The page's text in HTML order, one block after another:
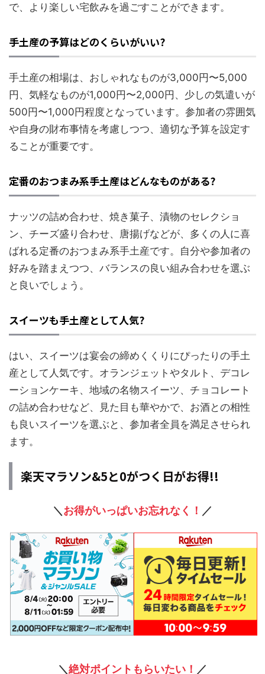
で、より楽しい宅飲みを過ごすことができます。
手土産の予算はどのくらいがいい?
手土産の相場は、おしゃれなものが3,000円〜5,000
円、気軽なものが1,000円〜2,000円、少しの気遣いが
500円〜1,000円程度となっています。参加者の雰囲気
や自身の財布事情を考慮しつつ、適切な予算を設定す
ることが重要です。
定番のおつまみ系手土産はどんなものがある?
ナッツの詰め合わせ、焼き菓子、漬物のセレクショ
ン、チーズ盛り合わせ、唐揚げなどが、多くの人に喜
ばれる定番のおつまみ系手土産です。自分や参加者の
好みを踏まえつつ、バランスの良い組み合わせを選ぶ
と良いでしょう。
スイーツも手土産として人気?
はい、スイーツは宴会の締めくくりにぴったりの手土
産として人気です。オランジェットやタルト、デコレ
ーションケーキ、地域の名物スイーツ、チョコレート
の詰め合わせなど、見た目も華やかで、お酒との相性
も良いスイーツを選ぶと、参加者全員を満足させられ
ます。
楽天マラソン&5と0がつく日がお得!!
＼ お得がいっぱいお忘れなく！ ／
＼絶対ポイントもらいたい！ ／